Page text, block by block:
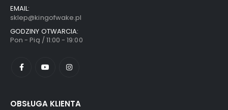
EMAIL:
sklep@kingofwake.pl
GODZINY OTWARCIA:
Pon - Pią / 11:00 - 19:00
OBSŁUGA KLIENTA